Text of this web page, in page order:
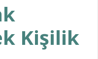
Kişilik